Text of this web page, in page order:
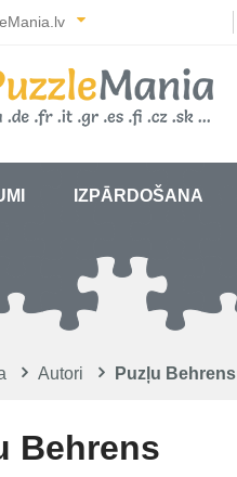
IZPĀRDOŠANA
Autori Puzļu Behrens
Behrens